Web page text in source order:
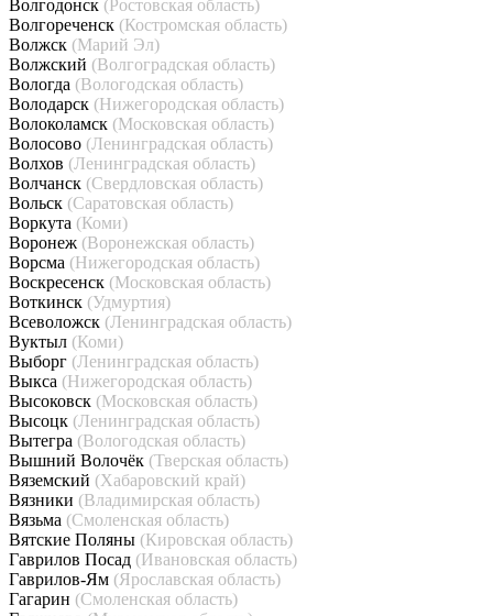
Волгодонск (Ростовская область)
Волгореченск (Костромская область)
Волжск (Марий Эл)
Волжский (Волгоградская область)
Вологда (Вологодская область)
Володарск (Нижегородская область)
Волоколамск (Московская область)
Волосово (Ленинградская область)
Волхов (Ленинградская область)
Волчанск (Свердловская область)
Вольск (Саратовская область)
Воркута (Коми)
Воронеж (Воронежская область)
Ворсма (Нижегородская область)
Воскресенск (Московская область)
Воткинск (Удмуртия)
Всеволожск (Ленинградская область)
Вуктыл (Коми)
Выборг (Ленинградская область)
Выкса (Нижегородская область)
Высоковск (Московская область)
Высоцк (Ленинградская область)
Вытегра (Вологодская область)
Вышний Волочёк (Тверская область)
Вяземский (Хабаровский край)
Вязники (Владимирская область)
Вязьма (Смоленская область)
Вятские Поляны (Кировская область)
Гаврилов Посад (Ивановская область)
Гаврилов-Ям (Ярославская область)
Гагарин (Смоленская область)